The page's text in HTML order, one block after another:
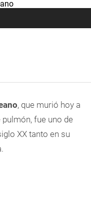
, que murió hoy a
pulmón, fue uno de
XX tanto en su